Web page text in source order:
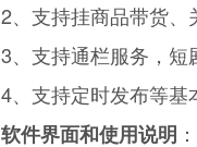
2、支持挂商品带货
3、支持通栏服务，短
4、支持定时发布等基
软件界面和使用说明 ：